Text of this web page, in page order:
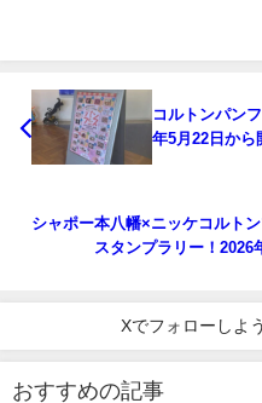
コルトンパン
年5月22日から
シャポー本八幡×ニッケコルト
スタンプラリー！2026
Xでフォローしよう
おすすめの記事